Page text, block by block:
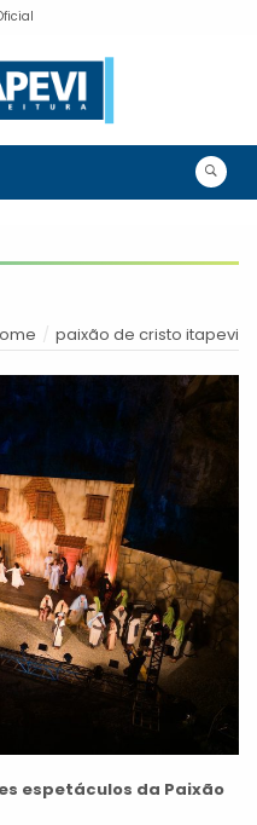
paixão de cristo itapevi
espetáculos da Paixão